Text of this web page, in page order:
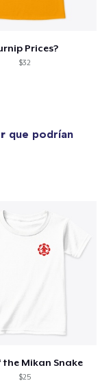
Prices?
$32
que podrían
the Mikan Snake
$25